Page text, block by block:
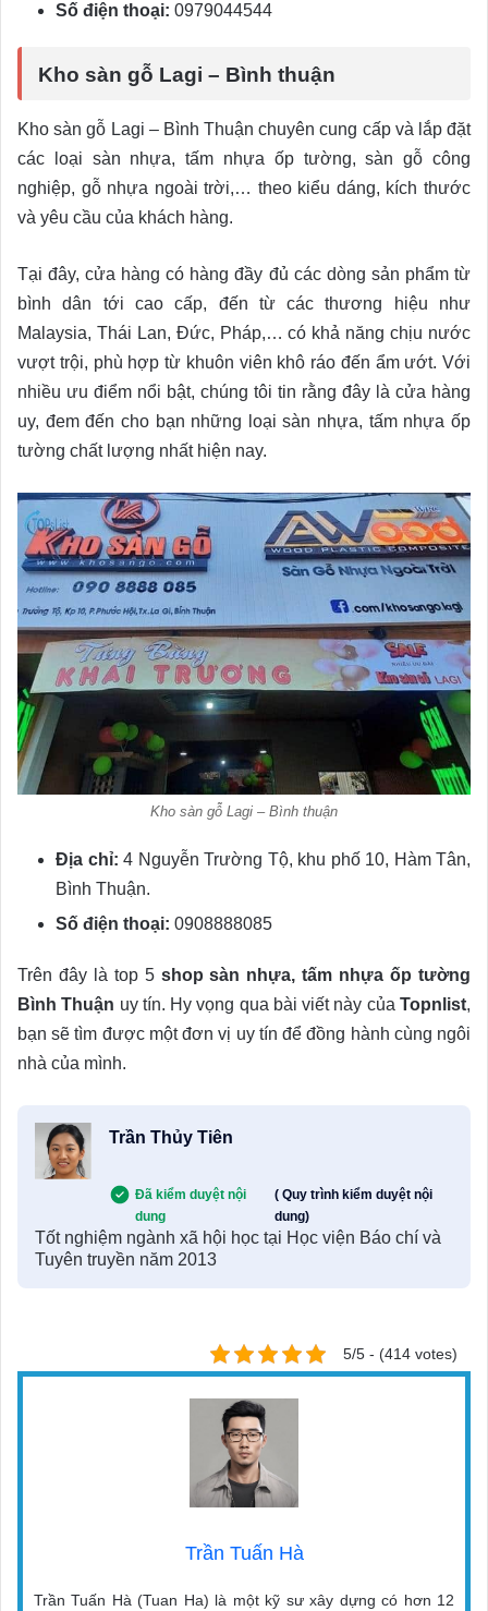
Số điện thoại: 0979044544
Kho sàn gỗ Lagi – Bình thuận
Kho sàn gỗ Lagi – Bình Thuận chuyên cung cấp và lắp đặt
các loại sàn nhựa, tấm nhựa ốp tường, sàn gỗ công
nghiệp, gỗ nhựa ngoài trời,… theo kiểu dáng, kích thước
và yêu cầu của khách hàng.
Tại đây, cửa hàng có hàng đầy đủ các dòng sản phẩm từ
bình dân tới cao cấp, đến từ các thương hiệu như
Malaysia, Thái Lan, Đức, Pháp,… có khả năng chịu nước
vượt trội, phù hợp từ khuôn viên khô ráo đến ẩm ướt. Với
nhiều ưu điểm nổi bật, chúng tôi tin rằng đây là cửa hàng
uy, đem đến cho bạn những loại sàn nhựa, tấm nhựa ốp
tường chất lượng nhất hiện nay.
Kho sàn gỗ Lagi – Bình thuận
Địa chỉ: 4 Nguyễn Trường Tộ, khu phố 10, Hàm Tân,
Bình Thuận.
Số điện thoại: 0908888085
Trên đây là top 5 shop sàn nhựa, tấm nhựa ốp tường
Bình Thuận uy tín. Hy vọng qua bài viết này củaTopnlist,
bạn sẽ tìm được một đơn vị uy tín để đồng hành cùng ngôi
nhà của mình.
Trần Thủy Tiên
Đã kiểm duyệt nội
dung
( Quy trình kiểm duyệt nội
dung)
Tốt nghiệm ngành xã hội học tại Học viện Báo chí và
Tuyên truyền năm 2013
5/5 - (414 votes)
Trần Tuấn Hà
Trần Tuấn Hà (Tuan Ha) là một kỹ sư xây dựng có hơn 12